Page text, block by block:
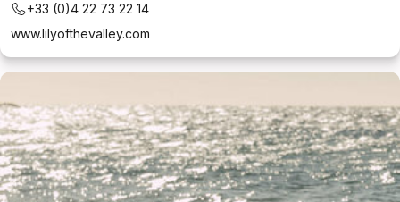
+33 (0)4 22 73 22 14
www.lilyofthevalley.com